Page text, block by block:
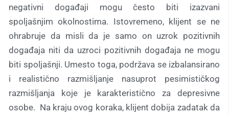
negativni događaji mogu često biti izazvani
spoljašnjim okolnostima. Istovremeno, klijent se ne
ohrabruje da misli da je samo on uzrok pozitivnih
događaja niti da uzroci pozitivnih događaja ne mogu
biti spoljašnji. Umesto toga, podržava se izbalansirano
i realistično razmišljanje nasuprot pesimističkog
razmišljanja koje je karakteristično za depresivne
osobe. Na kraju ovog koraka, klijent dobija zadatak da